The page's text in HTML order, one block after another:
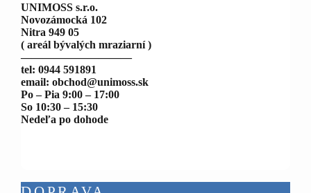
UNIMOSS s.r.o.
Novozámocká 102
Nitra 949 05
( areál bývalých mraziarní )
——————————
tel: 0944 591891
email: obchod@unimoss.sk
Po – Pia 9:00 – 17:00
So 10:30 – 15:30
Nedeľa po dohode